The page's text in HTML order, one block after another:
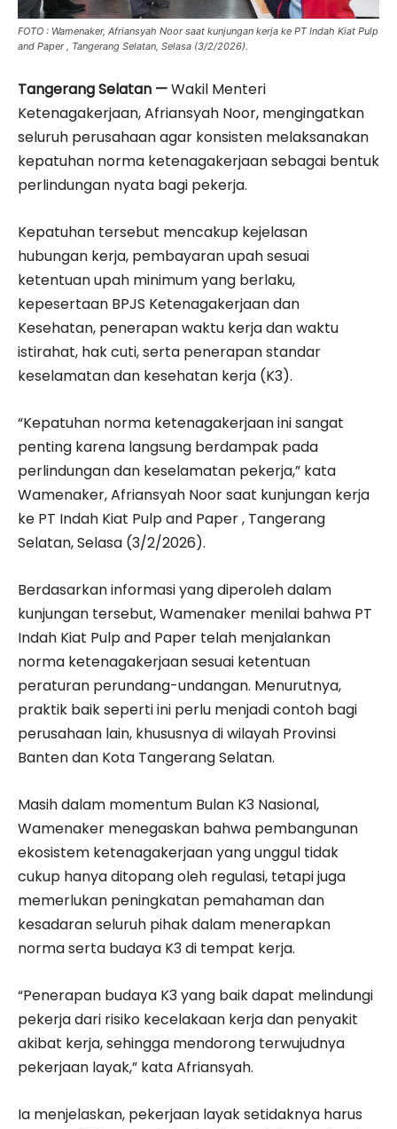
FOTO : Wamenaker, Afriansyah Noor saat kunjungan kerja ke PT Indah Kiat Pulp
and Paper , Tangerang Selatan, Selasa (3/2/2026).
Tangerang Selatan —Wakil Menteri
Ketenagakerjaan, Afriansyah Noor, mengingatkan
seluruh perusahaan agar konsisten melaksanakan
kepatuhan norma ketenagakerjaan sebagai bentuk
perlindungan nyata bagi pekerja.
Kepatuhan tersebut mencakup kejelasan
hubungan kerja, pembayaran upah sesuai
ketentuan upah minimum yang berlaku,
kepesertaan BPJS Ketenagakerjaan dan
Kesehatan, penerapan waktu kerja dan waktu
istirahat, hak cuti, serta penerapan standar
keselamatan dan kesehatan kerja (K3).
“Kepatuhan norma ketenagakerjaan ini sangat
penting karena langsung berdampak pada
perlindungan dan keselamatan pekerja,” kata
Wamenaker, Afriansyah Noor saat kunjungan kerja
ke PT Indah Kiat Pulp and Paper , Tangerang
Selatan, Selasa (3/2/2026).
Berdasarkan informasi yang diperoleh dalam
kunjungan tersebut, Wamenaker menilai bahwa PT
Indah Kiat Pulp and Paper telah menjalankan
norma ketenagakerjaan sesuai ketentuan
peraturan perundang-undangan. Menurutnya,
praktik baik seperti ini perlu menjadi contoh bagi
perusahaan lain, khususnya di wilayah Provinsi
Banten dan Kota Tangerang Selatan.
Masih dalam momentum Bulan K3 Nasional,
Wamenaker menegaskan bahwa pembangunan
ekosistem ketenagakerjaan yang unggul tidak
cukup hanya ditopang oleh regulasi, tetapi juga
memerlukan peningkatan pemahaman dan
kesadaran seluruh pihak dalam menerapkan
norma serta budaya K3 di tempat kerja.
“Penerapan budaya K3 yang baik dapat melindungi
pekerja dari risiko kecelakaan kerja dan penyakit
akibat kerja, sehingga mendorong terwujudnya
pekerjaan layak,” kata Afriansyah.
Ia menjelaskan, pekerjaan layak setidaknya harus